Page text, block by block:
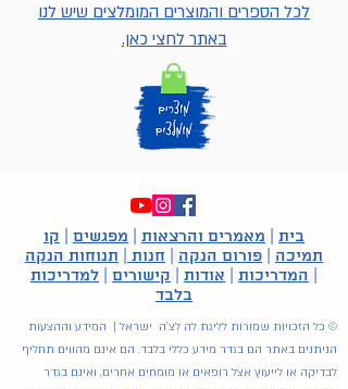
לכל הספרים והמוצרים המומלצים שיש לנו
באתר לחצי כאן.
בית מאמרים והרצאות מפגשים
קו
תמיכה
פורום הנקה חנות
תנוחות הנקה
המדריכות אודות קישורים
למדריכות
בלבד
© כל הזכויות שמורות לליגת לה לצ'ה ישראל | המידע וההצעות
הניתנים באתר הם בגדר מידע כללי בלבד. הם אינם מהווים תחליף
לבדיקה או לייעוץ אצל רופאים או מומחים אחרים, ואינם בגדר